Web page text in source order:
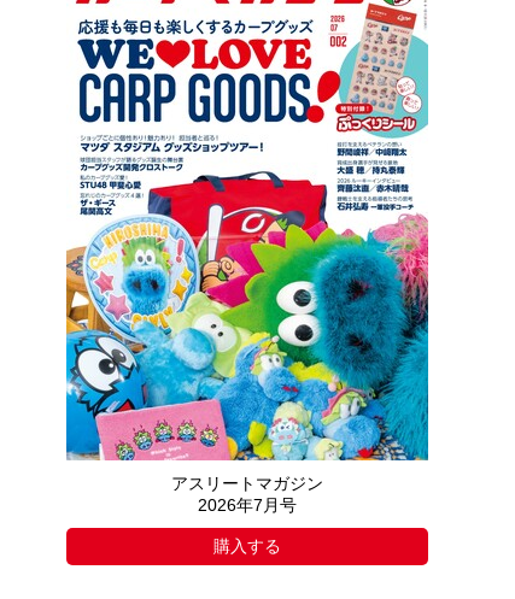
アスリートマガジン
2026年7月号
購入する